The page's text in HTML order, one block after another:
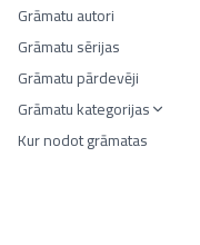
Grāmatu autori
Grāmatu sērijas
Grāmatu pārdevēji
Grāmatu kategorijas
Kur nodot grāmatas